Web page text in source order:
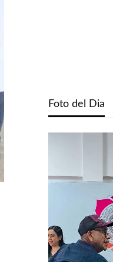
Foto del Dia